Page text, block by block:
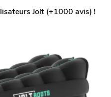
Jolt (+1000 avis) !